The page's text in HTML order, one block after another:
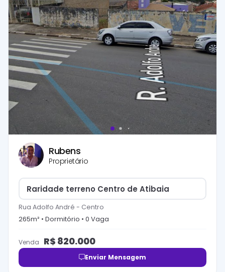
Rubens
Proprietário
Raridade terreno Centro de Atibaia
Rua Adolfo André - Centro
265m² • Dormitório • 0 Vaga
Venda R$ 820.000
Enviar Mensagem